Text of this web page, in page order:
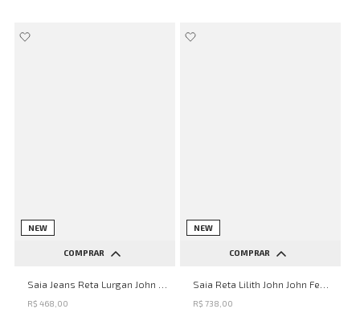
NEW
COMPRAR
32 34 36 38
40
42
R$ 468 00
NEW
COMPRAR
34 36 38 40
42
44
R$ 738 00